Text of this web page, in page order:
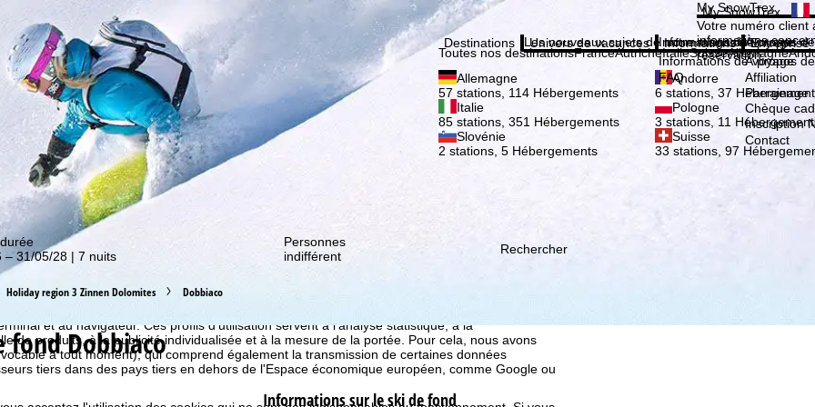
nous utilisons des cookies pour collecter des informations d'utilisation, que TravelTrex
et au navigateur. Ces profils d'utilisation servent à l'analyse statistique, à la
de produits, à la publicité individualisée et à la mesure de la portée. Pour cela, nous avons
à tout moment), qui comprend également la transmission de certaines données
tiers dans des pays tiers en dehors de l'Espace économique européen, comme Google ou
nos promos ! Inscription
My SnowTrex
My SnowTrex
Votre numéro client
informations
réservation.
Destinations
Toutes nos destinationsFranceAutricheItalieSuisseAllemagne
Allemagne
57 stations, 114 Hébergements
Andorre
6 stations, 37
Italie
85 stations, 351 Hébergements
Pologne
3 stations, 11
Slovénie
2 stations, 5 Hébergements
Suisse
33 stations, 97
Univers de vacances
Les nouveaux sujets de notre magazine
Informations
Informations de voyage
Informations de voyage
FAQ
Entreprise
À propos
À propos
Affiliation
Parrainage
Chèque
Inscription
Contact
– 31/05/28 | 7 nuits
Personnes
indifférent
Rechercher
Holiday region 3 Zinnen Dolomites Dobbiaco
fond Dobbiaco
Informations sur le ski de fond